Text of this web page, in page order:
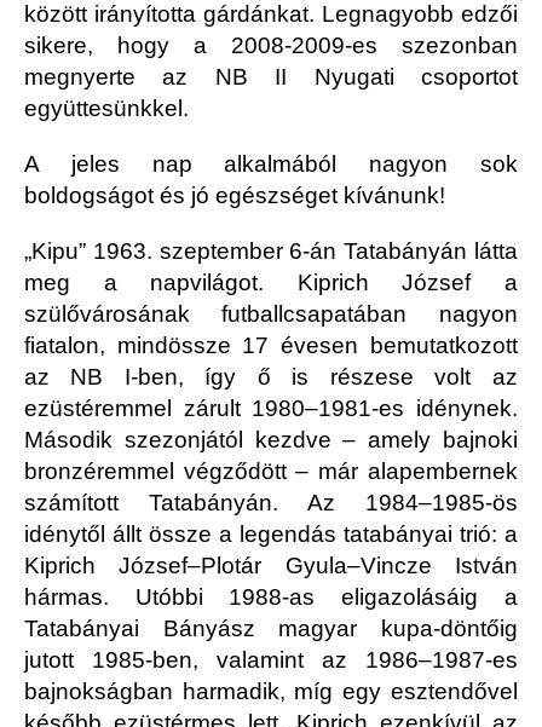
között irányította gárdánkat. Legnagyobb edzői
sikere, hogy a 2008-2009-es szezonban
megnyerte az NB II Nyugati csoportot
együttesünkkel.
A jeles nap alkalmából nagyon sok
boldogságot és jó egészséget kívánunk!
„Kipu” 1963. szeptember 6-án Tatabányán látta
meg a napvilágot. Kiprich József a
szülővárosának futballcsapatában nagyon
fiatalon, mindössze 17 évesen bemutatkozott
az NB I-ben, így ő is részese volt az
ezüstéremmel zárult 1980–1981-es idénynek.
Második szezonjától kezdve – amely bajnoki
bronzéremmel végződött – már alapembernek
számított Tatabányán. Az 1984–1985-ös
idénytől állt össze a legendás tatabányai trió: a
Kiprich József–Plotár Gyula–Vincze István
hármas. Utóbbi 1988-as eligazolásáig a
Tatabányai Bányász magyar kupa-döntőig
jutott 1985-ben, valamint az 1986–1987-es
bajnokságban harmadik, míg egy esztendővel